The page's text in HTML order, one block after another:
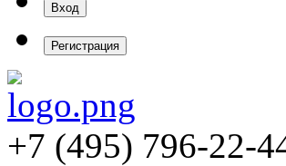
Вход
Регистрация
+7 (495) 796-22-